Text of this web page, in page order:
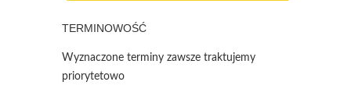
TERMINOWOŚĆ
Wyznaczone terminy zawsze traktujemy
priorytetowo